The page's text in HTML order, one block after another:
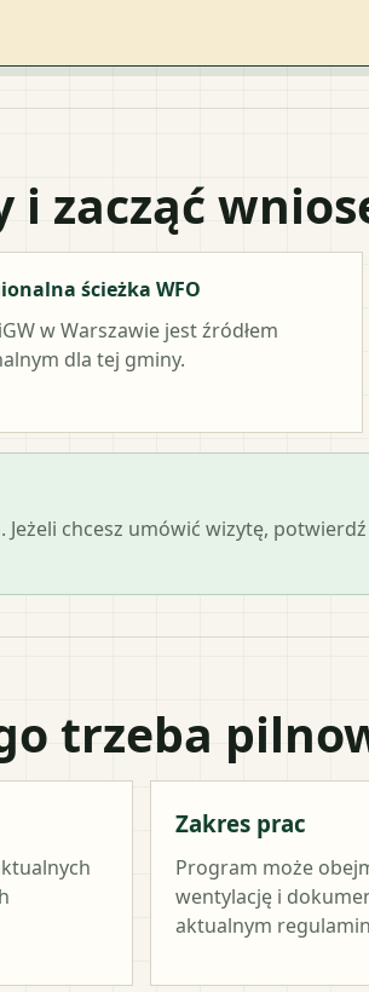
i zacząć
ścieżka WFO
w Warszawie jest źródłem
dla tej gminy.
chcesz umówić wizytę,
trzeba
Zakres prac
Program może
wentylację i
aktualnym